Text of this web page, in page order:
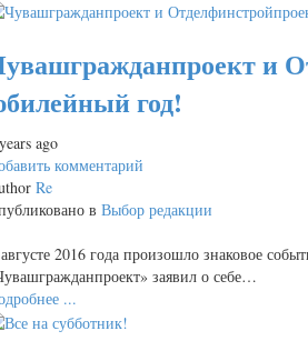
и
год!
ago
комментарий
Re
в Выбор редакции
2016 года произошло знаковое
заявил о себе…
...